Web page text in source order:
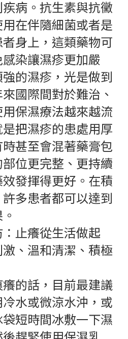
病。抗生素與抗黴
在伴隨細菌或者是
身上，這類藥物可
染讓濕疹更加嚴
的濕疹，光是做到
國際間對於難治、
保濕療法越來越流
把濕疹的患處用厚
甚至會混著藥膏包
位更完整、更持續
發揮得更好。在積
多患者都可以達到
止癢從生活做起
、溫和清潔、積極
的話，目前最建議
水或微涼水沖，或
短時間冰敷一下濕